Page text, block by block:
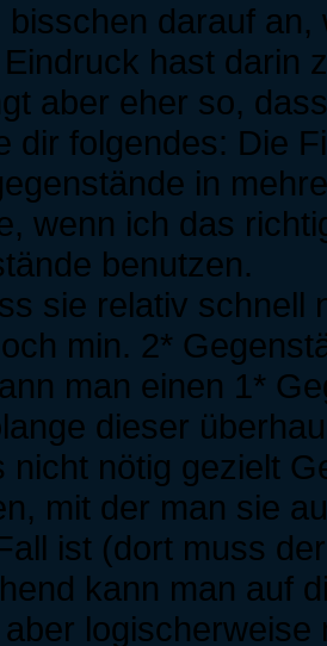
bisschen darauf
hast darin
aber eher so,
dir folgendes: Die
in
wenn ich das
benutzen.
sie relativ schnell
min. 2*
man einen 1*
dieser
nicht nötig gezielt
mit der man sie
ist (dort muss
kann man auf